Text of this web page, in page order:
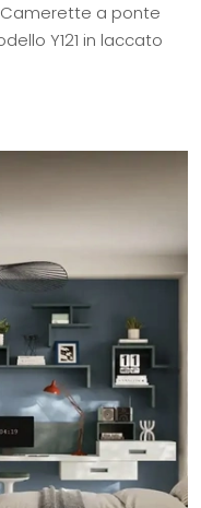
a ponte
Y121 in laccato